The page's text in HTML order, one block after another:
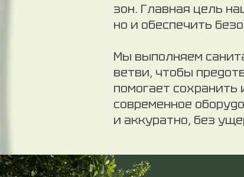
зон. Главная цель
но и обеспечить
Мы выполняем
ветви, чтобы
помогает
современное
и аккуратно, без